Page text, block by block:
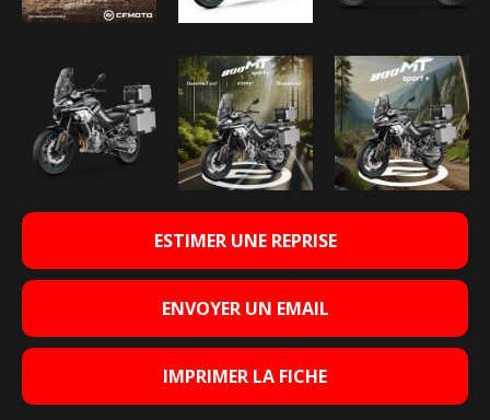
ESTIMER UNE REPRISE
ENVOYER UN EMAIL
IMPRIMER LA FICHE